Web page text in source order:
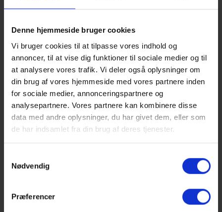
Denne hjemmeside bruger cookies
Vi bruger cookies til at tilpasse vores indhold og
annoncer, til at vise dig funktioner til sociale medier og til
at analysere vores trafik. Vi deler også oplysninger om
din brug af vores hjemmeside med vores partnere inden
for sociale medier, annonceringspartnere og
analysepartnere. Vores partnere kan kombinere disse
data med andre oplysninger, du har givet dem, eller som
de har indsamlet fra din brug af deres tjenester.
Nødvendig
Præferencer
Sprogstrategi
IT-strategi
Trivsel og samarbejde
Et væsentligt element i implementeringen af strategien er
samarbejde med skolens medarbejdere. Det er i
handleplanerne og blandt medarbejdere og elever, at
strategien bliver konkret og former skolens liv.
Strategi 2022 - 2026